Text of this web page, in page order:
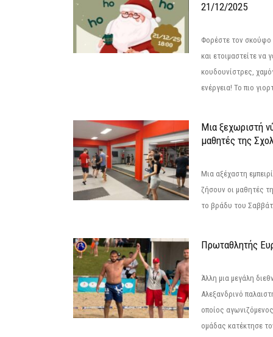
21/12/2025
Φορέστε τον σκούφο
και ετοιμαστείτε να
κουδουνίστρες,
ενέργεια! Το πιο
Μια ξεχωριστή
μαθητές της
Μια αξέχαστη
ζήσουν οι μαθητές
το βράδυ του
Πρωταθλητής
Άλλη μια μεγάλη
Αλεξανδρινό
οποίος
ομάδας κατέκτησε